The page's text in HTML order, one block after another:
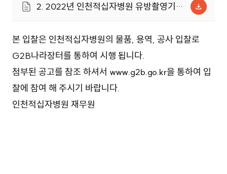
2. 2022년 인천적십자병원 유방촬영기기
본 입찰은 인천적십자병원의 물품, 용역, 공사 입찰로
G2B나라장터를 통하여 시행 됩니다.
첨부된 공고를 참조 하셔서 www.g2b.go.kr을 통하여 입
찰에 참여 해 주시기 바랍니다.
인천적십자병원 재무원